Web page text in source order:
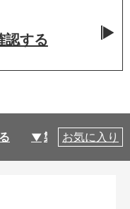
認する
製品仕様
お気に入り